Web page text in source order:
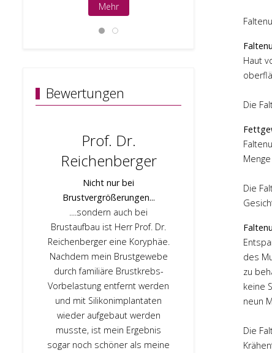
Mehr
Bewertungen
Prof. Dr.
Reichenberger
Nicht nur bei
Brustvergrößerungen...
....sondern auch bei
Brustaufbau ist Herr Prof. Dr.
Reichenberger eine Koryphäe.
Nachdem mein Brustgewebe
durch familiäre Brustkrebs-
Vorbelastung entfernt werden
und mit Silikonimplantaten
wieder aufgebaut werden
musste, ist mein Ergebnis
sogar noch schöner als meine
Sehr
habe
gefühlt.
und auch
Top. Herr
und auch
OP war er
sofort
Haut
Die
Die
des
zu
keine
neun
Die